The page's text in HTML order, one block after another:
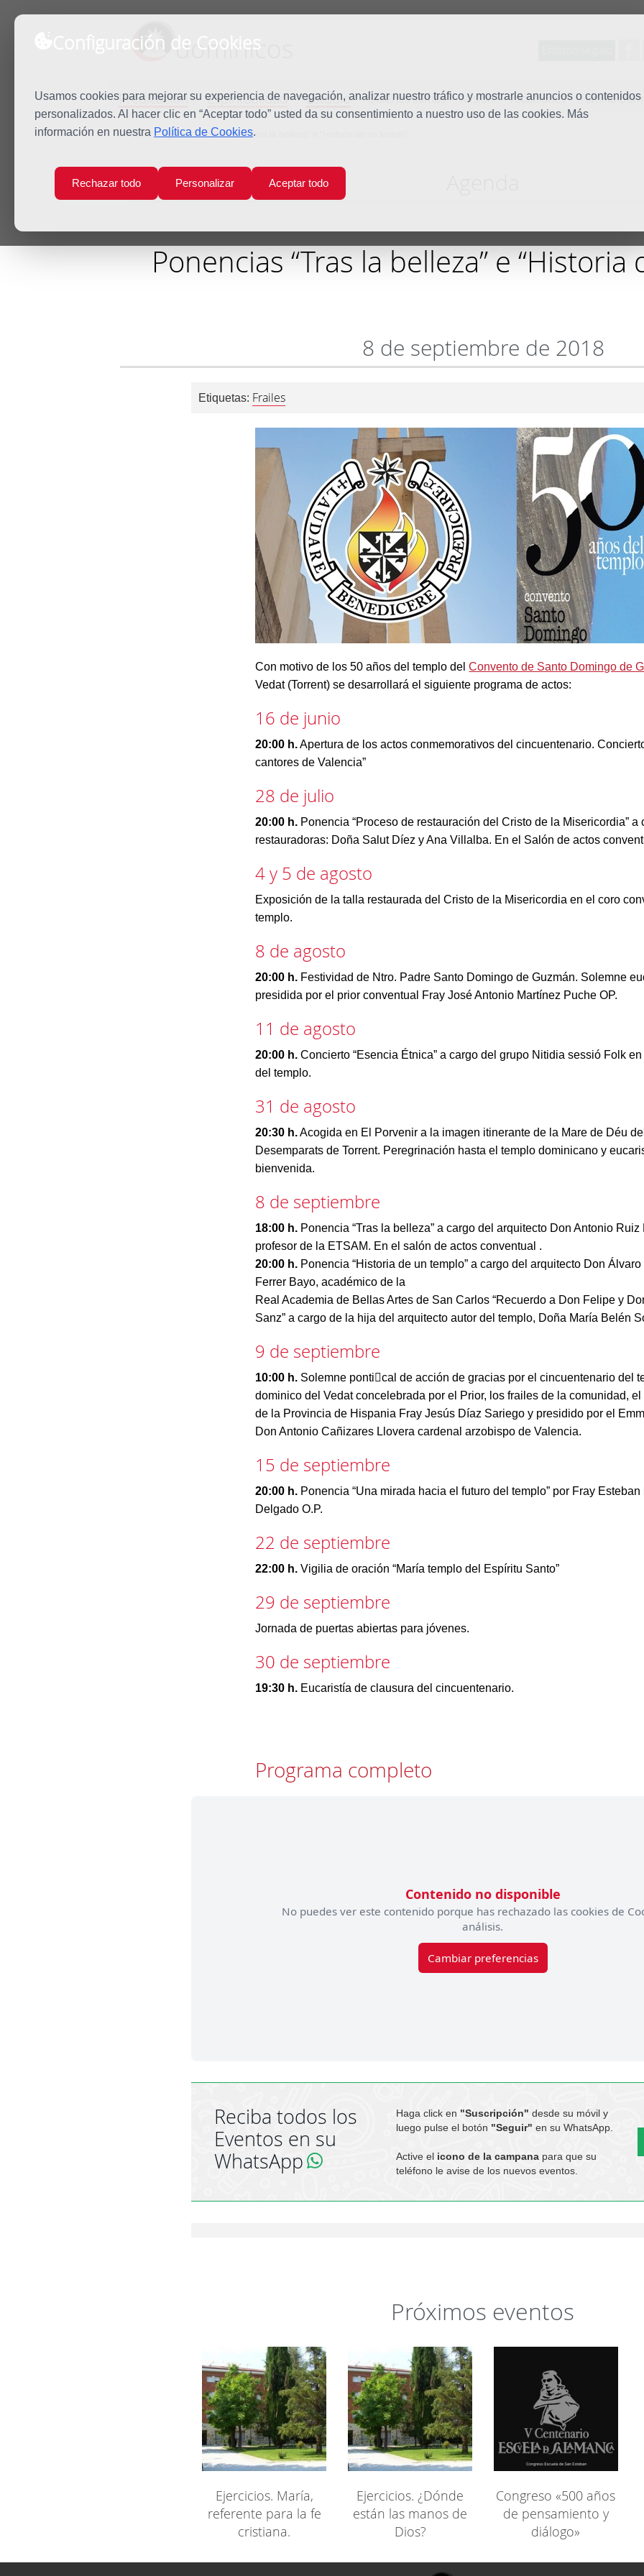
Configuración de Cookies
Usamos cookies para mejorar su experiencia de navegación, analizar nuestro tráfico y mostrarle anuncios o contenidos
personalizados. Al hacer clic en “Aceptar todo” usted da su consentimiento a nuestro uso de las cookies. Más
información en nuestra Política de Cookies.
Rechazar todo Personalizar Aceptar todo
dominicos
Predicación Espiritualidad Estudio Quiénes somos Misión Vocaciones Familia
Inicio Agenda Ponencias “Tras la belleza” e “Historia de un templo”
Ponencias “Tras la belleza” e
8 de septiembre de 2018
Etiquetas: Frailes
Con motivo de los 50 años del templo delConvento de Santo Domingo de
Vedat (Torrent) se desarrollará el siguiente programa de actos:
16 de junio
20:00 h.Apertura de los actos conmemorativos del cincuentenario.
cantores de Valencia”
28 de julio
20:00 h. Ponencia “Proceso de restauración del Cristo de la Misericordia” a
restauradoras: Doña Salut Díez y Ana Villalba. En el Salón de actos
4 y 5 de agosto
Exposición de la talla restaurada del Cristo de la Misericordia en el coro
templo.
8 de agosto
20:00 h. Festividad de Ntro. Padre Santo Domingo de Guzmán. Solemne
presidida por el prior conventual Fray José Antonio Martínez Puche OP.
11 de agosto
20:00 h. Concierto “Esencia Étnica” a cargo del grupo Nitidia sessió Folk
del templo.
31 de agosto
20:30 h.Acogida en El Porvenir a la imagen itinerante de la Mare de Déu
Desemparats de Torrent. Peregrinación hasta el templo dominicano y
bienvenida.
8 de septiembre
18:00 h. Ponencia “Tras la belleza” a cargo del arquitecto Don Antonio Ruiz
profesor de la ETSAM. En el salón de actos conventual .
20:00 h. Ponencia “Historia de un templo” a cargo del arquitecto Don Álvaro
Ferrer Bayo, académico de la
Real Academia de Bellas Artes de San Carlos “Recuerdo a Don Felipe y
Sanz” a cargo de la hija del arquitecto autor del templo, Doña María Belén
9 de septiembre
10:00 h. Solemne pontical de acción de gracias por el cincuentenario del
dominico del Vedat concelebrada por el Prior, los frailes de la comunidad, el
de la Provincia de Hispania Fray Jesús Díaz Sariego y presidido por el
Don Antonio Cañizares Llovera cardenal arzobispo de Valencia.
15 de septiembre
20:00 h. Ponencia “Una mirada hacia el futuro del templo” por Fray Esteban
Delgado O.P.
22 de septiembre
22:00 h. Vigilia de oración “María templo del Espíritu Santo”
29 de septiembre
Jornada de puertas abiertas para jóvenes.
30 de septiembre
19:30 h. Eucaristía de clausura del cincuentenario.
Programa completo
Contenido no disponible
No puedes ver este contenido porque has rechazado las cookies de
análisis.
Cambiar preferencias
Reciba todos los
Eventos en su
WhatsApp
Haga click en "Suscripción" desde su móvil y
luego pulse el botón "Seguir" en su WhatsApp.
Active el icono de la campanapara que su
teléfono le avise de los nuevos eventos.
Próximos eventos
Ejercicios. María,
referente para la fe
cristiana.
Ejercicios. ¿Dónde
están las manos de
Dios?
Congreso «500 años
de pensamiento y
diálogo»